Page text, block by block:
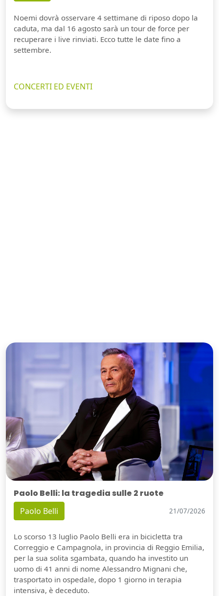
Noemi dovrà osservare 4 settimane di riposo dopo la
caduta, ma dal 16 agosto sarà un tour de force per
recuperare i live rinviati. Ecco tutte le date fino a
settembre.
CONCERTI ED EVENTI
Paolo Belli: la tragedia sulle 2 ruote
Paolo Belli 21/07/2026
Lo scorso 13 luglio Paolo Belli era in bicicletta tra
Correggio e Campagnola, in provincia di Reggio Emilia,
per la sua solita sgambata, quando ha investito un
uomo di 41 anni di nome Alessandro Mignani che,
trasportato in ospedale, dopo 1 giorno in terapia
intensiva, è deceduto.